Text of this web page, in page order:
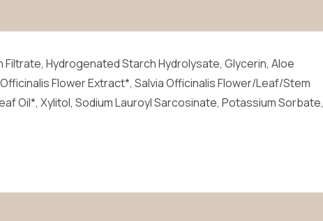
Filtrate, Hydrogenated Starch Hydrolysate, Glycerin, Aloe
Flower Extract*, Salvia Officinalis Flower/Leaf/Stem
Oil*, Xylitol, Sodium Lauroyl Sarcosinate, Potassium Sorbate,